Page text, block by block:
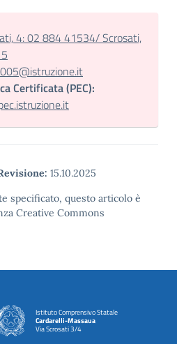
4: 02 884 41534/ Scrosati,
Certificata (PEC):
15.10.2025
specificato, questo articolo è
Creative Commons
Istituto Comprensivo Statale
Cardarelli-Massaua
Via Scrosati 3/4